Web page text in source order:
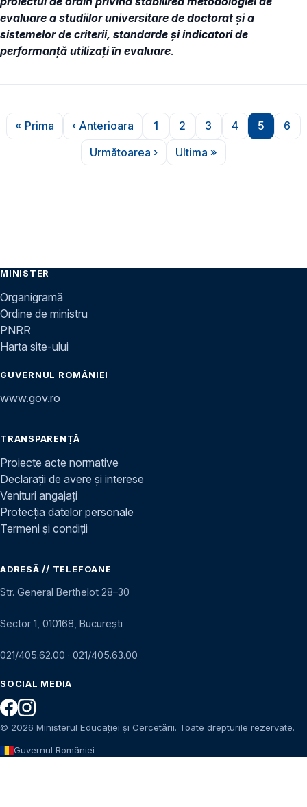
evaluare a studiilor universitare de doctorat și a
sistemelor de criterii, standarde și indicatori de
performanță utilizați în evaluare.
Paginare
Prima pagină
« Prima
Pagina anterioară
‹ Anterioara
Pagina
1
Pagina
2
Pagina
3
Pagina
4
Pagina
5 6
Pagina următoare
Următoarea ›
Ultima pagină
Ultima »
MINISTER
Organigramă
Ordine de ministru
PNRR
Harta site-ului
GUVERNUL ROMÂNIEI
www.gov.ro
TRANSPARENȚĂ
Proiecte acte normative
Declarații de avere și interese
Venituri angajați
Protecția datelor personale
Termeni și condiții
ADRESĂ // TELEFOANE
Str. General Berthelot 28–30
Sector 1, 010168, București
021/405.62.00 · 021/405.63.00
SOCIAL MEDIA
© 2026 Ministerul Educației și Cercetării. Toate drepturile rezervate.
Guvernul României